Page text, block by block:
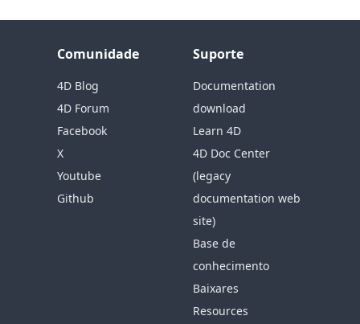
Comunidade
4D Blog
4D Forum
Facebook
X
Youtube
Github
Suporte
Documentation
download
Learn 4D
4D Doc Center
(legacy
documentation web
site)
Base de
conhecimento
Baixares
Resources